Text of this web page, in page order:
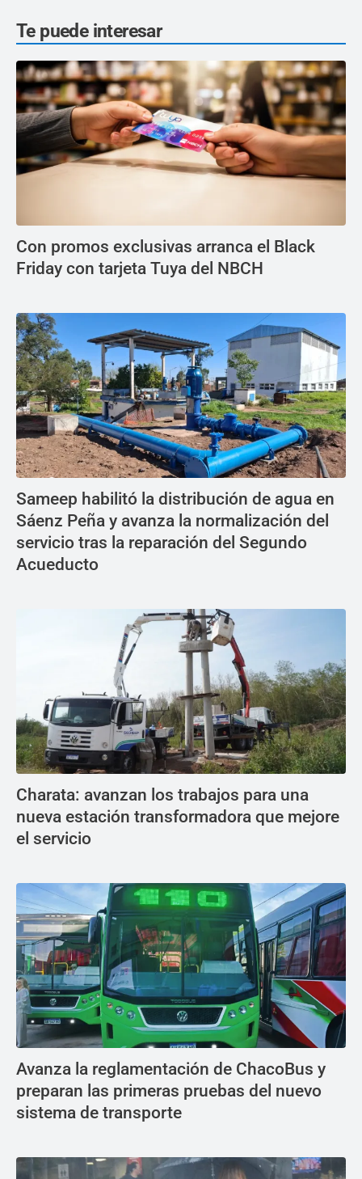
Te puede interesar
Con promos exclusivas arranca el Black
Friday con tarjeta Tuya del NBCH
Sameep habilitó la distribución de agua en
Sáenz Peña y avanza la normalización del
servicio tras la reparación del Segundo
Acueducto
Charata: avanzan los trabajos para una
nueva estación transformadora que mejore
el servicio
Avanza la reglamentación de ChacoBus y
preparan las primeras pruebas del nuevo
sistema de transporte